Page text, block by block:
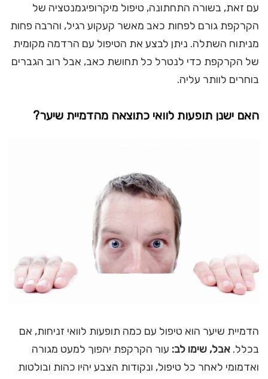
עם זאת, בשורה התחתונה, טיפול מיקרופיגמנטציה של
הקרקפת גורם לפחות כאב מאשר קעקוע רגיל, והרבה פחות
מניתוח השתלה. ניתן לבצע את הטיפול עם הרדמה מקומית
של הקרקפת כדי לנטרל כל תחושת כאב, אבל רוב הגברים
בוחרים לוותר עליה.
האם ישנן תופעות לוואי כתוצאה מהדמיית שיער?
הדמיית שיער הוא טיפול עם כמה תופעות לוואי זניחות, אם
בכלל. אבל, שימו לב: עור הקרקפת יהפוך למעט מגורה
ואדמומי לאחר כל טיפול, ונקודות הצבע יהיו כהות ובולטות